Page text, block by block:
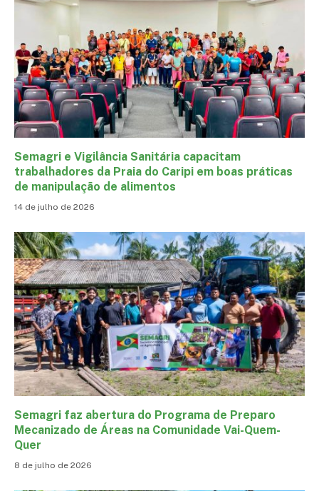
Semagri e Vigilância Sanitária capacitam
trabalhadores da Praia do Caripi em boas práticas
de manipulação de alimentos
14 de julho de 2026
Semagri faz abertura do Programa de Preparo
Mecanizado de Áreas na Comunidade Vai-Quem-
Quer
8 de julho de 2026